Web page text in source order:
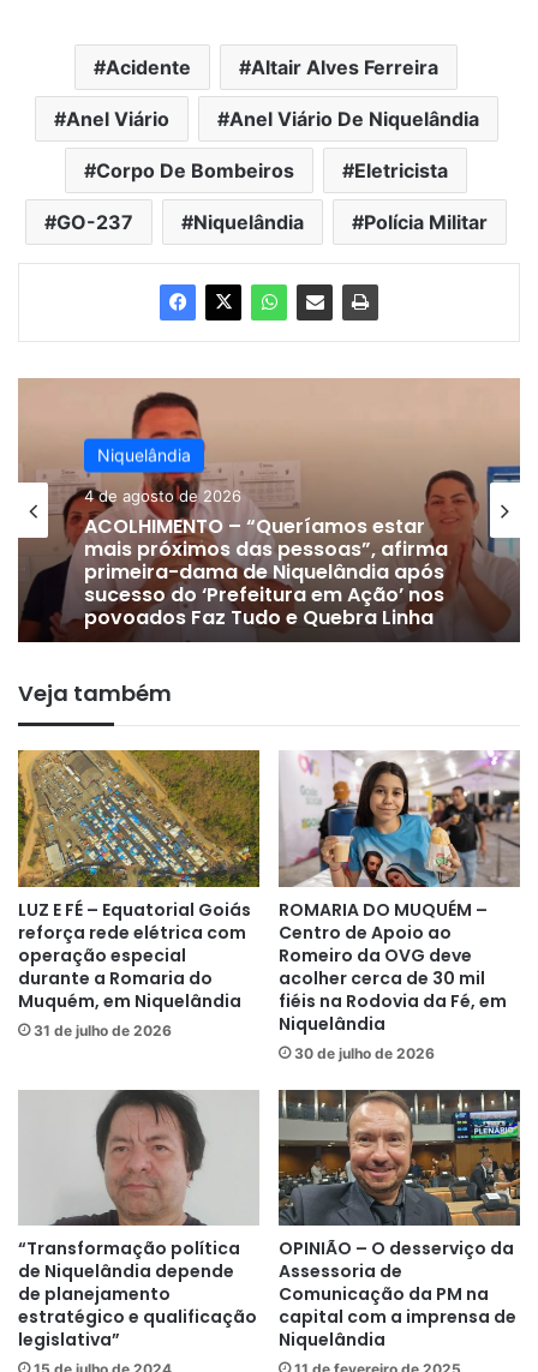
Acidente Altair Alves Ferreira
Anel Viário Anel Viário De Niquelândia
Corpo De Bombeiros Eletricista
GO-237 Niquelândia Polícia Militar
Niquelândia
4 de agosto de 2026
ACOLHIMENTO – “Queríamos estar
mais próximos das pessoas”, afirma
primeira-dama de Niquelândia após
sucesso do ‘Prefeitura em Ação’ nos
povoados Faz Tudo e Quebra Linha
Veja também
LUZ E FÉ – Equatorial Goiás
reforça rede elétrica com
operação especial
durante a Romaria do
Muquém, em Niquelândia
31 de julho de 2026
ROMARIA DO MUQUÉM –
Centro de Apoio ao
Romeiro da OVG deve
acolher cerca de 30 mil
fiéis na Rodovia da Fé, em
Niquelândia
30 de julho de 2026
“Transformação política
de Niquelândia depende
de planejamento
estratégico e qualificação
legislativa”
OPINIÃO – O desserviço da
Assessoria de
Comunicação da PM na
capital com a imprensa de
Niquelândia